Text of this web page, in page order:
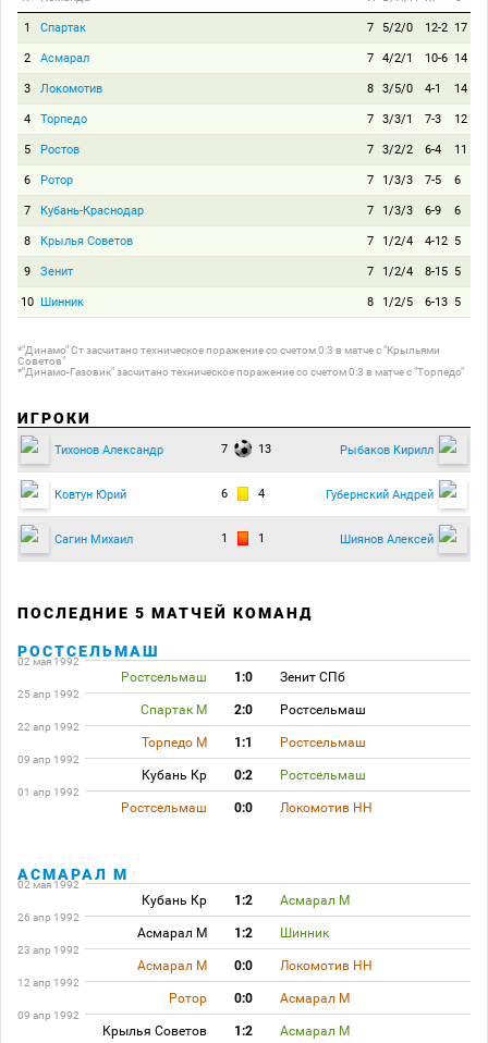
1 Спартак 7 5/2/0 12-2 17
2 Асмарал 7 4/2/1 10-6 14
3 Локомотив 8 3/5/0 4-1 14
4 Торпедо 7 3/3/1 7-3 12
5 Ростов 7 3/2/2 6-4 11
6 Ротор 7 1/3/3 7-5 6
7 Кубань-Краснодар 7 1/3/3 6-9 6
8 Крылья Советов 7 1/2/4 4-12 5
9 Зенит 7 1/2/4 8-15 5
10 Шинник 8 1/2/5 6-13 5
*"Динамо" Ст засчитано техническое поражение со счетом 0:3 в матче с "Крыльями
Советов"
*"Динамо-Газовик" засчитано техническое поражение со счетом 0:3 в матче с "Торпедо"
ИГРОКИ
Тихонов Александр 7 13 Рыбаков Кирилл
Ковтун Юрий 6 4 Губернский Андрей
Сагин Михаил 1 1 Шиянов Алексей
ПОСЛЕДНИЕ 5 МАТЧЕЙ КОМАНД
РОСТСЕЛЬМАШ
02 мая 1992
Ростсельмаш 1:0 Зенит СПб
25 апр 1992
Спартак М 2:0 Ростсельмаш
22 апр 1992
Торпедо М 1:1 Ростсельмаш
09 апр 1992
Кубань Кр 0:2 Ростсельмаш
01 апр 1992
Ростсельмаш 0:0 Локомотив НН
АСМАРАЛ М
02 мая 1992
Кубань Кр 1:2 Асмарал М
26 апр 1992
Асмарал М 1:2 Шинник
23 апр 1992
Асмарал М 0:0 Локомотив НН
12 апр 1992
Ротор 0:0 Асмарал М
09 апр 1992
Крылья Советов 1:2 Асмарал М